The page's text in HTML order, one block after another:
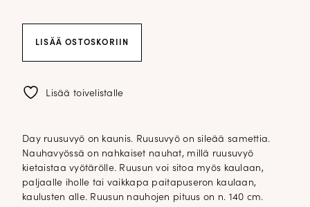
Ruusuvyö;
musta
LISÄÄ OSTOSKORIIN
Lisää toivelistalle
Day ruusuvyö on kaunis. Ruusuvyö on sileää samettia.
Nauhavyössä on nahkaiset nauhat, millä ruusuvyö
kietaistaa vyötärölle. Ruusun voi sitoa myös kaulaan,
paljaalle iholle tai vaikkapa paitapuseron kaulaan,
kaulusten alle. Ruusun nauhojen pituus on n. 140 cm.